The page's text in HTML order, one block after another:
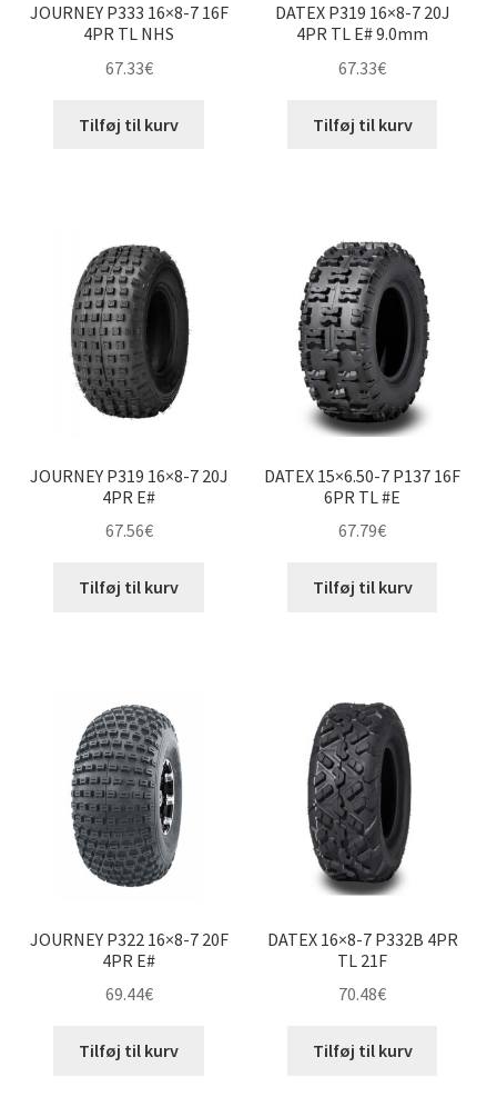
JOURNEY P333 16×8-7 16F
4PR TL NHS
67.33€
Tilføj til kurv
DATEX P319 16×8-7 20J
4PR TL E# 9.0mm
67.33€
Tilføj til kurv
JOURNEY P319 16×8-7 20J
4PR E#
67.56€
Tilføj til kurv
DATEX 15×6.50-7 P137 16F
6PR TL #E
67.79€
Tilføj til kurv
JOURNEY P322 16×8-7 20F
4PR E#
69.44€
Tilføj til kurv
DATEX 16×8-7 P332B 4PR
TL 21F
70.48€
Tilføj til kurv